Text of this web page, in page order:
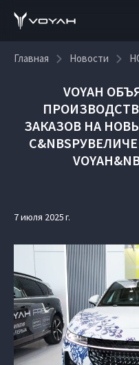
Главная Новости
VOYAH
ЗАКАЗОВ НА
7 июля 2025 г.